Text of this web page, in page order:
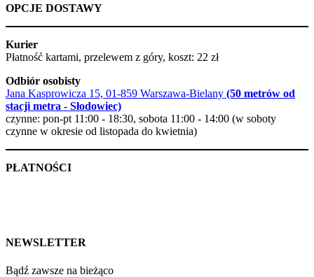
OPCJE DOSTAWY
Kurier
Płatność kartami, przelewem z góry, koszt: 22 zł
Odbiór osobisty
Jana Kasprowicza 15, 01-859 Warszawa-Bielany (50 metrów od
stacji metra - Słodowiec)
czynne: pon-pt 11:00 - 18:30, sobota 11:00 - 14:00 (w soboty
czynne w okresie od listopada do kwietnia)
PŁATNOŚCI
NEWSLETTER
Bądź zawsze na bieżąco